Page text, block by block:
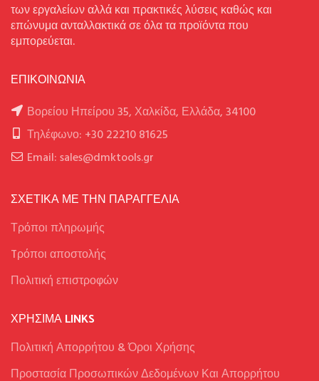
των εργαλείων αλλά και πρακτικές λύσεις καθώς και
επώνυμα ανταλλακτικά σε όλα τα προϊόντα που
εμπορεύεται.
ΕΠΙΚΟΙΝΩΝΙΑ
Βορείου Ηπείρου 35, Χαλκίδα, Ελλάδα, 34100
Τηλέφωνο: +30 22210 81625
Email: sales@dmktools.gr
ΣΧΕΤΙΚΑ ΜΕ ΤΗΝ ΠΑΡΑΓΓΕΛΙΑ
Τρόποι πληρωμής
Tρόποι αποστολής
Πολιτική επιστροφών
ΧΡΉΣΙΜΑ LINKS
Πολιτική Απορρήτου & Όροι Χρήσης
Προστασία Προσωπικών Δεδομένων Και Απορρήτου